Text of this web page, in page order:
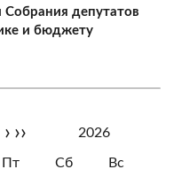
Собрания депутатов
и бюджету
› ›› 2026
Пт Сб Вс